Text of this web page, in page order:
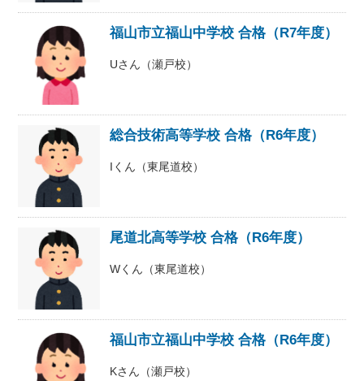
福山市立福山中学校 合格（R7年度）
Uさん（瀬戸校）
総合技術高等学校 合格（R6年度）
Iくん（東尾道校）
尾道北高等学校 合格（R6年度）
Wくん（東尾道校）
福山市立福山中学校 合格（R6年度）
Kさん（瀬戸校）